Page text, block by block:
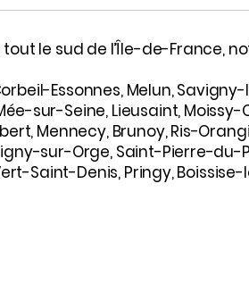
le sud de l’Île-de-France,
Essonnes, Melun,
sur-Seine, Lieusaint,
Mennecy, Brunoy, Ris-
sur-Orge, Saint-Pierre-du-
Saint-Denis, Pringy,